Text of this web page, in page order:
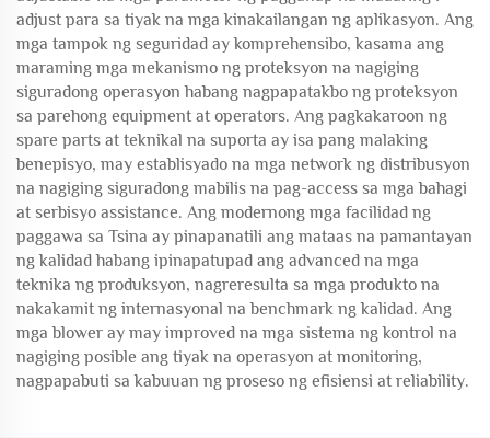
adjust para sa tiyak na mga kinakailangan ng aplikasyon. Ang
mga tampok ng seguridad ay komprehensibo, kasama ang
maraming mga mekanismo ng proteksyon na nagiging
siguradong operasyon habang nagpapatakbo ng proteksyon
sa parehong equipment at operators. Ang pagkakaroon ng
spare parts at teknikal na suporta ay isa pang malaking
benepisyo, may establisyado na mga network ng distribusyon
na nagiging siguradong mabilis na pag-access sa mga bahagi
at serbisyo assistance. Ang modernong mga facilidad ng
paggawa sa Tsina ay pinapanatili ang mataas na pamantayan
ng kalidad habang ipinapatupad ang advanced na mga
teknika ng produksyon, nagreresulta sa mga produkto na
nakakamit ng internasyonal na benchmark ng kalidad. Ang
mga blower ay may improved na mga sistema ng kontrol na
nagiging posible ang tiyak na operasyon at monitoring,
nagpapabuti sa kabuuan ng proseso ng efisiensi at reliability.